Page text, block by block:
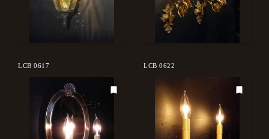
LCB 0617 LCB 0622